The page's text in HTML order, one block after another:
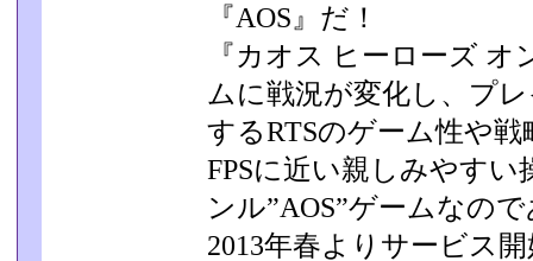
『AOS』だ！
『カオス ヒーローズ
ムに戦況が変化し、プ
するRT­Sのゲーム性や戦
FPSに近い親しみやす
ンル”AOS”ゲームなの
2013年春よりサービス